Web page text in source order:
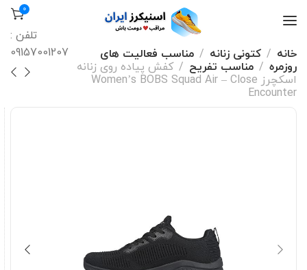
0
تلفن :
09157001207
خانه کتونی زنانه
مناسب فعالیت های
روزمره
مناسب تفریح
کفش پیاده روی زنانه
اسکچرز Women’s BOBS Squad Air – Close
Encounter